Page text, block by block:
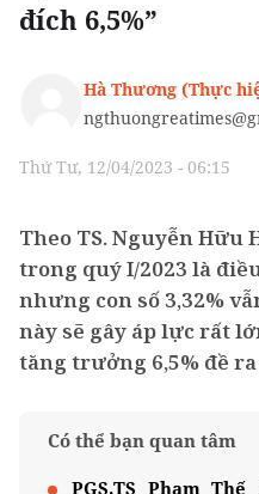
đích 6,5%”
Hà Thương (Thực
Thứ Tư, 12/04/2023 - 06:15
Theo TS. Nguyễn
trong quý I/2023 là
nhưng con số 3,32%
này sẽ gây áp lực rất
tăng trưởng 6,5% đề ra
Có thể bạn quan tâm
PGS.TS Phạm